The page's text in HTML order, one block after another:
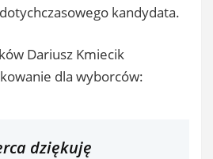
kandydata.
Dariusz Kmiecik
dla wyborców:
dziękuję